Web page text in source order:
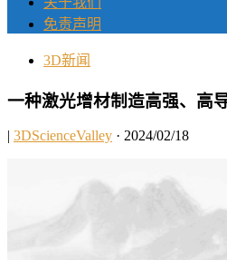
免责声明
3D新闻
一种激光增材制造高强、高
| 3DScienceValley · 2024/02/18